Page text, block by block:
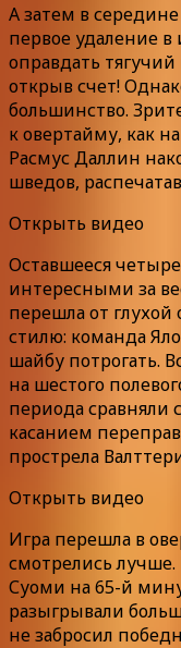
А затем в
первое удаление
оправдать
открыв счет!
большинство.
к овертайму, как
Расмус Даллин
шведов,
Открыть видео
Оставшееся
интересными за
перешла от
стилю: команда
шайбу потрогать.
на шестого
периода сравняли
касанием
прострела
Открыть видео
Игра перешла в
смотрелись
Суоми на 65-й
разыгрывали
не забросил